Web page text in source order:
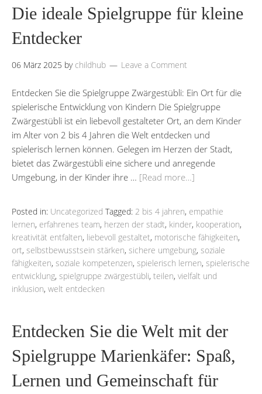
Die ideale Spielgruppe für kleine
Entdecker
06 März 2025 by childhub Leave a Comment
Entdecken Sie die Spielgruppe Zwärgestübli: Ein Ort für die
spielerische Entwicklung von Kindern Die Spielgruppe
Zwärgestübli ist ein liebevoll gestalteter Ort, an dem Kinder
im Alter von 2 bis 4 Jahren die Welt entdecken und
spielerisch lernen können. Gelegen im Herzen der Stadt,
bietet das Zwärgestübli eine sichere und anregende
Umgebung, in der Kinder ihre … [Read more…]
Posted in: Uncategorized Tagged: 2 bis 4 jahren, empathie
lernen, erfahrenes team, herzen der stadt, kinder, kooperation,
kreativität entfalten, liebevoll gestaltet, motorische fähigkeiten,
ort, selbstbewusstsein stärken, sichere umgebung, soziale
fähigkeiten, soziale kompetenzen, spielerisch lernen, spielerische
entwicklung, spielgruppe zwärgestübli, teilen, vielfalt und
inklusion, welt entdecken
Entdecken Sie die Welt mit der
Spielgruppe Marienkäfer: Spaß,
Lernen und Gemeinschaft für